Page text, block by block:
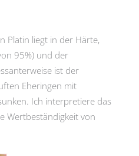
Platin liegt in der Härte,
95%) und der
ist der
Eheringen mit
Ich interpretiere das
Wertbeständigkeit von